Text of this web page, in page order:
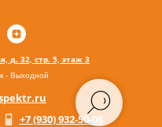
д. 32, стр. 5, этаж 3
+7 (930) 932-50-08
- Выходной